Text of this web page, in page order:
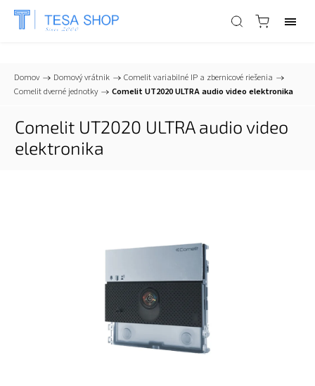
📞+421 903 553 805 info@tesa-systems.sk
Domov / Domový vrátnik / Comelit variabilné IP a zbernicové riešenia /
Comelit dverné jednotky / Comelit UT2020 ULTRA audio video elektronika
Comelit UT2020 ULTRA audio video
elektronika